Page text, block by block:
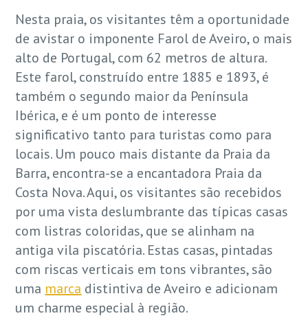
Nesta praia, os visitantes têm a oportunidade
de avistar o imponente Farol de Aveiro, o mais
alto de Portugal, com 62 metros de altura.
Este farol, construído entre 1885 e 1893, é
também o segundo maior da Península
Ibérica, e é um ponto de interesse
significativo tanto para turistas como para
locais. Um pouco mais distante da Praia da
Barra, encontra-se a encantadora Praia da
Costa Nova. Aqui, os visitantes são recebidos
por uma vista deslumbrante das típicas casas
com listras coloridas, que se alinham na
antiga vila piscatória. Estas casas, pintadas
com riscas verticais em tons vibrantes, são
uma marca distintiva de Aveiro e adicionam
um charme especial à região.